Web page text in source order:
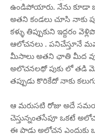
ఉండిపోయారు. నేను కూడా
అతని కండలు చూసి నాకు
కళ్ళు తిప్పుకుని
ఆలోచనలు . పనిచేస్తూనే
మీసాలు అతని ఛాతి మీద
అలొచనలథో పుకు లో తడి
తప్పుడు కొరికేదో నాకు
ఆ మరుసటి రోజు అదే
చెస్తున్నంతసేపూ ఒకటే
ఈ పాడు అలోచన ఎందుకు